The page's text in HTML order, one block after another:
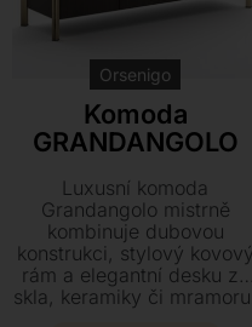
Orsenigo
Komoda
GRANDANGOLO
Luxusní komoda
Grandangolo mistrně
kombinuje dubovou
konstrukci, stylový kovový
rám a elegantní desku ze
skla, keramiky či